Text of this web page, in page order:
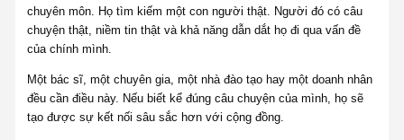
chuyên môn. Họ tìm kiếm một con người thật. Người đó có câu
chuyện thật, niềm tin thật và khả năng dẫn dắt họ đi qua vấn đề
của chính mình.
Một bác sĩ, một chuyên gia, một nhà đào tạo hay một doanh nhân
đều cần điều này. Nếu biết kể đúng câu chuyện của mình, họ sẽ
tạo được sự kết nối sâu sắc hơn với cộng đồng.